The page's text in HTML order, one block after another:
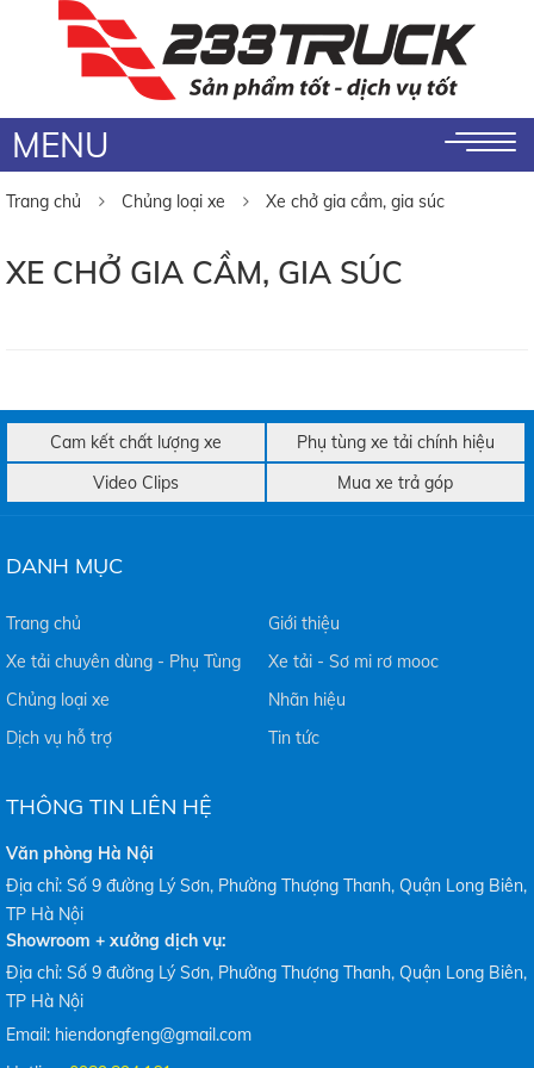
MENU
Trang chủ Chủng loại xe Xe chở gia cầm, gia súc
XE CHỞ GIA CẦM, GIA SÚC
Cam kết chất lượng xe
Phụ tùng xe tải chính hiệu
Video Clips
Mua xe trả góp
DANH MỤC
Trang chủ
Giới thiệu
Xe tải chuyên dùng - Phụ Tùng
Xe tải - Sơ mi rơ mooc
Chủng loại xe
Nhãn hiệu
Dịch vụ hỗ trợ
Tin tức
THÔNG TIN LIÊN HỆ
Văn phòng Hà Nội
Địa chỉ: Số 9 đường Lý Sơn, Phường Thượng Thanh, Quận Long Biên,
TP Hà Nội
Showroom + xưởng dịch vụ:
Địa chỉ: Số 9 đường Lý Sơn, Phường Thượng Thanh, Quận Long Biên,
TP Hà Nội
Email: hiendongfeng@gmail.com